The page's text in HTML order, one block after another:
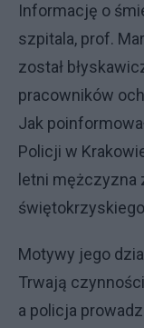
Informację o
szpitala, prof.
został
pracowników
Jak
Policji w
letni
Motywy jego
Trwają
a policja